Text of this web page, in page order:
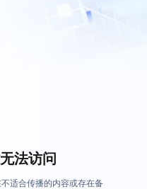
法访问
适合传播的内容或存在备